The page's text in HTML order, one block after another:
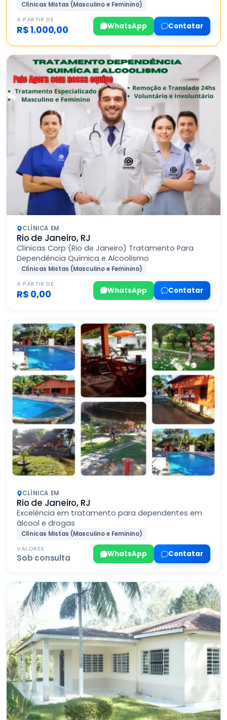
Clínicas Mistas (Masculino e Feminino)
A PARTIR DE
R$ 1.000,00 WhatsApp Contatar
CLÍNICA EM
Rio de Janeiro, RJ
Clínicas Corp (Rio de Janeiro) Tratamento Para
Dependência Química e Alcoolismo
Clínicas Mistas (Masculino e Feminino)
A PARTIR DE
R$ 0,00 WhatsApp Contatar
CLÍNICA EM
Rio de Janeiro, RJ
Excelência em tratamento para dependentes em
álcool e drogas
Clínicas Mistas (Masculino e Feminino)
VALORES
Sob consulta WhatsApp Contatar